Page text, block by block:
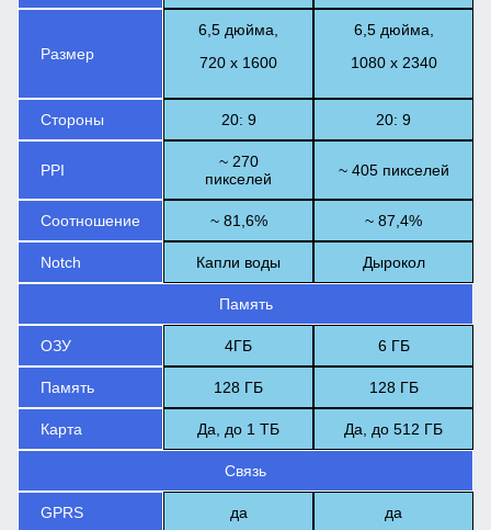
Размер
6,5 дюйма,
720 x 1600
6,5 дюйма,
1080 x 2340
Стороны 20: 9 20: 9
PPI
~ 270
пикселей
~ 405 пикселей
Соотношение ~ 81,6% ~ 87,4%
Notch Капли воды Дырокол
Память
ОЗУ 4ГБ 6 ГБ
Память 128 ГБ 128 ГБ
Карта Да, до 1 ТБ Да, до 512 ГБ
Связь
GPRS да да